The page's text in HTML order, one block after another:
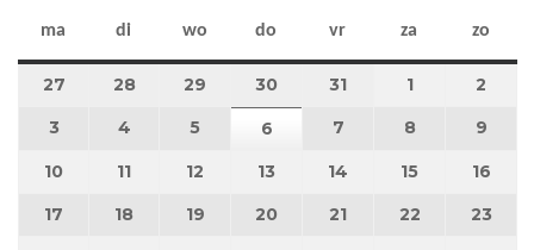
ma maandag
di dinsdag
wo woensdag
do donderdag
vr vrijdag
za zaterdag
zo
27 27 juli 2026
28 28 juli 2026
29 29 juli 2026
30 30 juli 2026
31 31 juli 2026
11 augustus
2
3 3 augustus 2026
4 4 augustus 2026
5 5 augustus 2026
6 6 augustus 2026
7 7 augustus 2026
8 8 augustus
9
10 10 augustus 2026
11 11 augustus 2026
12 12 augustus 2026
13 13 augustus 2026
14 14 augustus 2026
15 15 16
17 17 augustus 2026
18 18 augustus 2026
19 19 augustus 2026
20 20 augustus 2026
21 21 augustus 2026
22 22 23